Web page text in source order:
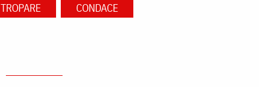
TROPARE CONDACE